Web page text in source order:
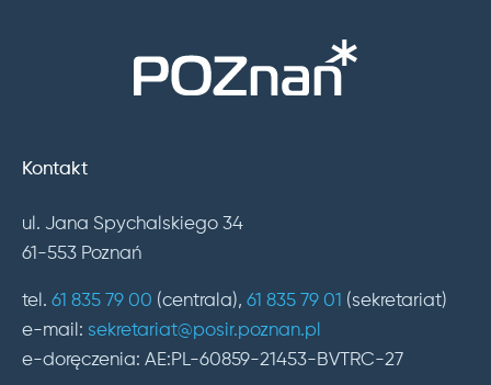
Kontakt
ul. Jana Spychalskiego 34
61-553 Poznań
tel. 61 835 79 00 (centrala), 61 835 79 01 (sekretariat)
e-mail: sekretariat@posir.poznan.pl
e-doręczenia: AE:PL-60859-21453-BVTRC-27